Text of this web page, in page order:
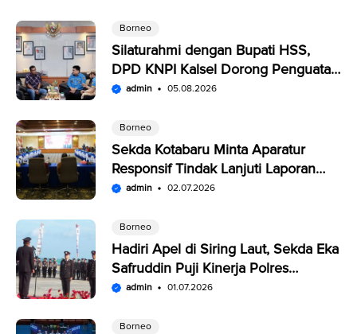
Borneo
Silaturahmi dengan Bupati HSS,
DPD KNPI Kalsel Dorong Penguatan
SDM Pemuda
admin 05.08.2026
Borneo
Sekda Kotabaru Minta Aparatur
Responsif Tindak Lanjuti Laporan
Warga di SP4N-LAPOR
admin 02.07.2026
Borneo
Hadiri Apel di Siring Laut, Sekda Eka
Safruddin Puji Kinerja Polres
Kotabaru
admin 01.07.2026
Borneo